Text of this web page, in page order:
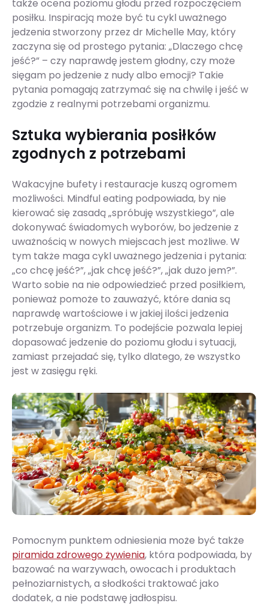
także ocena poziomu głodu przed rozpoczęciem
posiłku. Inspiracją może być tu cykl uważnego
jedzenia stworzony przez dr Michelle May, który
zaczyna się od prostego pytania: „Dlaczego chcę
jeść?” – czy naprawdę jestem głodny, czy może
sięgam po jedzenie z nudy albo emocji? Takie
pytania pomagają zatrzymać się na chwilę i jeść w
zgodzie z realnymi potrzebami organizmu.
Sztuka wybierania posiłków
zgodnych z potrzebami
Wakacyjne bufety i restauracje kuszą ogromem
możliwości. Mindful eating podpowiada, by nie
kierować się zasadą „spróbuję wszystkiego”, ale
dokonywać świadomych wyborów, bo jedzenie z
uważnością w nowych miejscach jest możliwe. W
tym także maga cykl uważnego jedzenia i pytania:
„co chcę jeść?”, „jak chcę jeść?”, „jak dużo jem?”.
Warto sobie na nie odpowiedzieć przed posiłkiem,
ponieważ pomoże to zauważyć, które dania są
naprawdę wartościowe i w jakiej ilości jedzenia
potrzebuje organizm. To podejście pozwala lepiej
dopasować jedzenie do poziomu głodu i sytuacji,
zamiast przejadać się, tylko dlatego, że wszystko
jest w zasięgu ręki.
Pomocnym punktem odniesienia może być także
piramida zdrowego żywienia, która podpowiada, by
bazować na warzywach, owocach i produktach
pełnoziarnistych, a słodkości traktować jako
dodatek, a nie podstawę jadłospisu.